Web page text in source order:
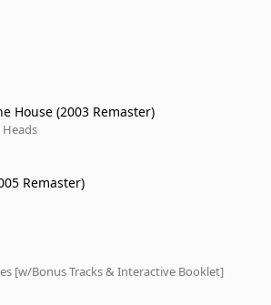
House (2003 Remaster)
Heads
Remaster)
[w/Bonus Tracks & Interactive Booklet]